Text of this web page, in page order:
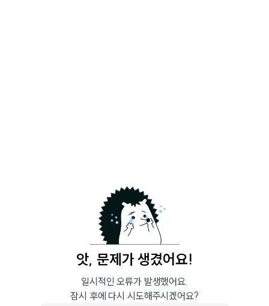
앗, 문제가 생겼어요!
일시적인 오류가 발생했어요.
잠시 후에 다시 시도해주시겠어요?